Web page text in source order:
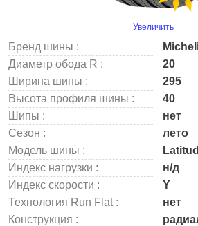
Увеличить
Бренд шины :
Диаметр обода R :
20
Ширина шины :
295
Высота профиля шины :
40
Шипы :
нет
Сезон :
лето
Модель шины :
Индекс нагрузки :
н/д
Индекс скорости :
Y
Технология Run Flat :
нет
Конструкция :